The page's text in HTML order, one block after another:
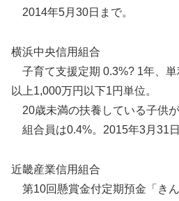
2014年5月30日まで。
横浜中央信用組合
子育て支援定期 0.3%? 1年、単
以上1,000万円以下1円単位。
20歳未満の扶養している子供が
組合員は0.4%。2015年3月31日
近畿産業信用組合
第10回懸賞金付定期預金「きん